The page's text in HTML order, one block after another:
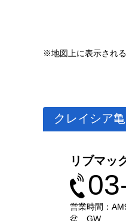
※地図上に表示され
クレイシア
リブマッ
営業時間：
盆、GW